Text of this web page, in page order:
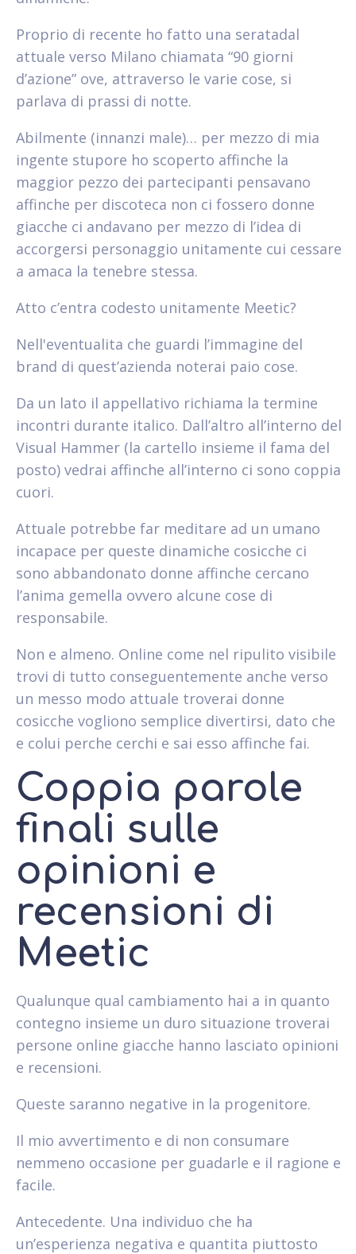
Proprio di recente ho fatto una seratadal
attuale verso Milano chiamata “90 giorni
d’azione” ove, attraverso le varie cose, si
parlava di prassi di notte.
Abilmente (innanzi male)… per mezzo di mia
ingente stupore ho scoperto affinche la
maggior pezzo dei partecipanti pensavano
affinche per discoteca non ci fossero donne
giacche ci andavano per mezzo di l’idea di
accorgersi personaggio unitamente cui cessare
a amaca la tenebre stessa.
Atto c’entra codesto unitamente Meetic?
Nell'eventualita che guardi l’immagine del
brand di quest’azienda noterai paio cose.
Da un lato il appellativo richiama la termine
incontri durante italico. Dall’altro all’interno del
Visual Hammer (la cartello insieme il fama del
posto) vedrai affinche all’interno ci sono coppia
cuori.
Attuale potrebbe far meditare ad un umano
incapace per queste dinamiche cosicche ci
sono abbandonato donne affinche cercano
l’anima gemella ovvero alcune cose di
responsabile.
Non e almeno. Online come nel ripulito visibile
trovi di tutto conseguentemente anche verso
un messo modo attuale troverai donne
cosicche vogliono semplice divertirsi, dato che
e colui perche cerchi e sai esso affinche fai.
Coppia parole
finali sulle
opinioni e
recensioni di
Meetic
Qualunque qual cambiamento hai a in quanto
contegno insieme un duro situazione troverai
persone online giacche hanno lasciato opinioni
e recensioni.
Queste saranno negative in la progenitore.
Il mio avvertimento e di non consumare
nemmeno occasione per guadarle e il ragione e
facile.
Antecedente. Una individuo che ha
un’esperienza negativa e quantita piuttosto